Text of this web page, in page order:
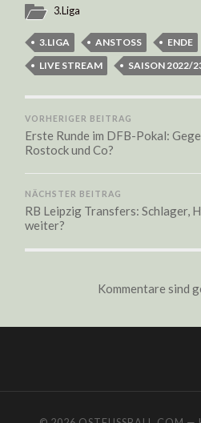
3.Liga
3.LIGA ANSTOSS ENDE
LIVE STREAM
SAISON 2022/
VORHERIGER BEITRAG
Erste Runde im DFB-Pokal:
Rostock und Co?
NÄCHSTER BEITRAG
RB Leipzig Transfers: Schlager,
weiter?
Kommentare sind